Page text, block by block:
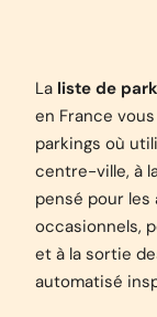
La liste de
en France
parkings où
centre-ville, à
pensé pour les
occasionnels,
et à la sortie
automatisé